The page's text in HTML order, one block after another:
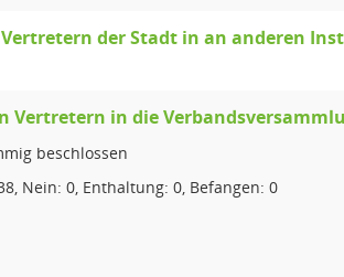
der Stadt in an anderen
Vertretern in die
beschlossen
Nein: 0, Enthaltung: 0, Befangen: 0